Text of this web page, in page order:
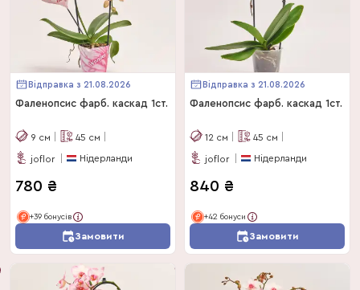
Відправка з 21.08.2026
Фаленопсис фарб. каскад 1ст.
9 см 45 см
joflor Нідерланди
780 ₴
+39 бонусів
Замовити
Відправка з 21.08.2026
Фаленопсис фарб. каскад 1ст.
12 см 45 см
joflor Нідерланди
840 ₴
+42 бонуси
Замовити